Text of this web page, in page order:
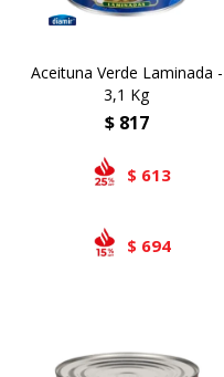
Aceituna Verde Laminada -
3,1 Kg
$ 817
$ 613
$ 694